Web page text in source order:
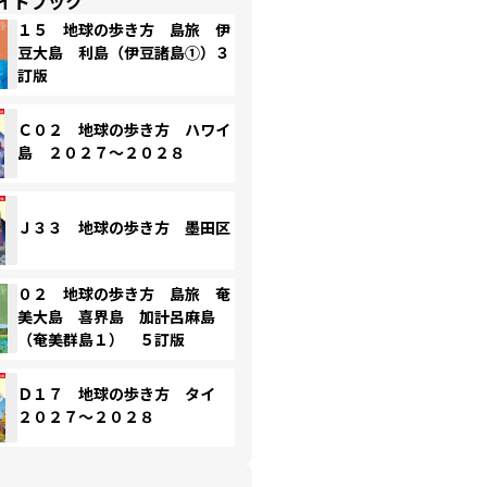
１５ 地球の歩き方 島旅 伊
豆大島 利島（伊豆諸島①）３
訂版
Ｃ０２ 地球の歩き方 ハワイ
島 ２０２７～２０２８
Ｊ３３ 地球の歩き方 墨田区
０２ 地球の歩き方 島旅 奄
美大島 喜界島 加計呂麻島
（奄美群島１） ５訂版
Ｄ１７ 地球の歩き方 タイ
２０２７～２０２８